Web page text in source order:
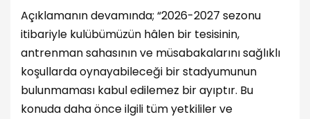
Açıklamanın devamında; “2026-2027 sezonu
itibariyle kulübümüzün hâlen bir tesisinin,
antrenman sahasının ve müsabakalarını sağlıklı
koşullarda oynayabileceği bir stadyumunun
bulunmaması kabul edilemez bir ayıptır. Bu
konuda daha önce ilgili tüm yetkililer ve